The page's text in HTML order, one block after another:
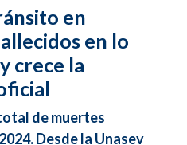
en
en lo
crece la
de muertes
Desde la Unasev